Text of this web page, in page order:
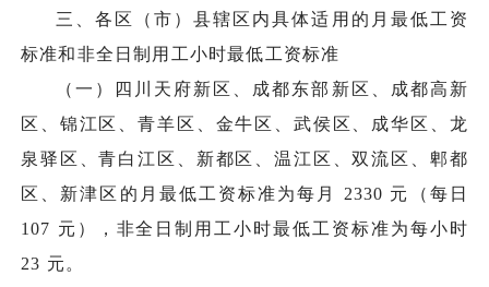
三、各区（市）县辖区内具体适用的月最低工资
标准和非全日制用工小时最低工资标准
（一）四川天府新区、成都东部新区、成都高新
区、锦江区、青羊区、金牛区、武侯区、成华区、龙
泉驿区、青白江区、新都区、温江区、双流区、郫都
区、新津区的月最低工资标准为每月 2330 元（每日
107 元），非全日制用工小时最低工资标准为每小时
23 元。